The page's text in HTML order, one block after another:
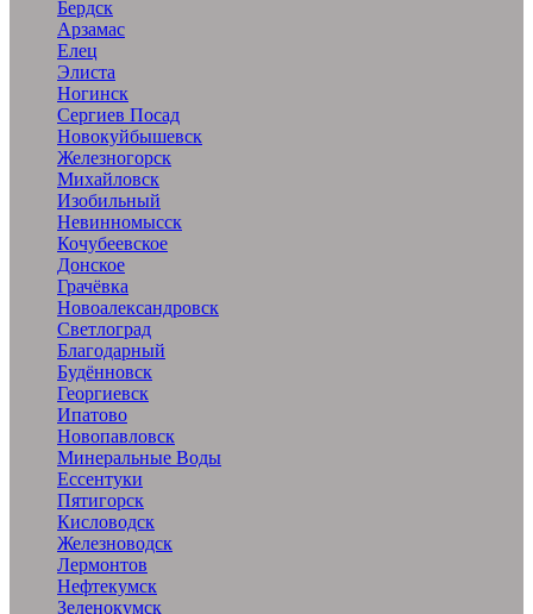
Бердск
Арзамас
Елец
Элиста
Ногинск
Сергиев Посад
Новокуйбышевск
Железногорск
Михайловск
Изобильный
Невинномысск
Кочубеевское
Донское
Грачёвка
Новоалександровск
Светлоград
Благодарный
Будённовск
Георгиевск
Ипатово
Новопавловск
Минеральные Воды
Ессентуки
Пятигорск
Кисловодск
Железноводск
Лермонтов
Нефтекумск
Зеленокумск